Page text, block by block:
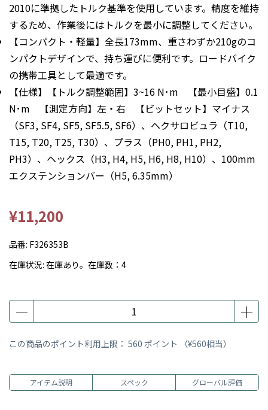
2010に準拠したトルク基準を使用しています。精度を維持
するため、作業後にはトルクを最小に調整してください。
【コンパクト・軽量】全長173mm、重さわずか210gのコ
ンパクトデザインで、持ち運びに便利です。ロードバイク
の携帯工具として最適です。
【仕様】【トルク調整範囲】3~16 N･m 【最小目盛】0.1
N･m 【測定方向】左・右 【ビットセット】マイナス
（SF3, SF4, SF5, SF5.5, SF6）、ヘクサロビュラ（T10,
T15, T20, T25, T30）、プラス（PH0, PH1, PH2,
PH3）、ヘックス（H3, H4, H5, H6, H8, H10）、100mm
エクステンションバー（H5, 6.35mm）
¥11,200
品番: F326353B
在庫状況: 在庫あり。在庫数：4
この商品のポイント利用上限： 560 ポイント （¥560相当）
アイテム説明 スペック グローバル評価